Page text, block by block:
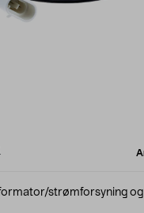
strømforsyning og